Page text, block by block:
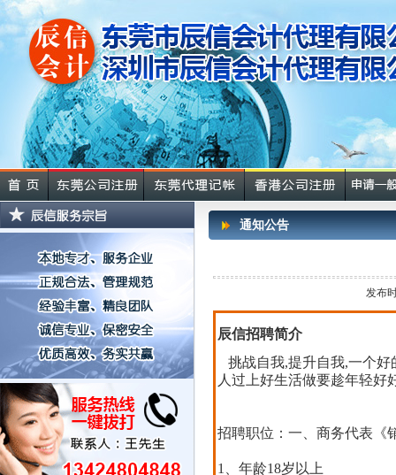
通知公告
发布
辰信招聘简介
挑战自我,提升自我,一个
人过上好生活做要趁年轻
招聘职位：一、商务代表《
1、年龄18岁以上